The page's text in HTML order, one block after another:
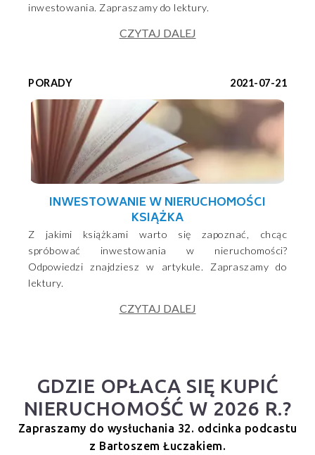
inwestowania. Zapraszamy do lektury.
CZYTAJ DALEJ
PORADY 2021-07-21
INWESTOWANIE W NIERUCHOMOŚCI
KSIĄŻKA
Z jakimi książkami warto się zapoznać, chcąc
spróbować inwestowania w nieruchomości?
Odpowiedzi znajdziesz w artykule. Zapraszamy do
lektury.
CZYTAJ DALEJ
GDZIE OPŁACA SIĘ KUPIĆ
NIERUCHOMOŚĆ W 2026 R.?
Zapraszamy do wysłuchania 32. odcinka podcastu
z Bartoszem Łuczakiem.